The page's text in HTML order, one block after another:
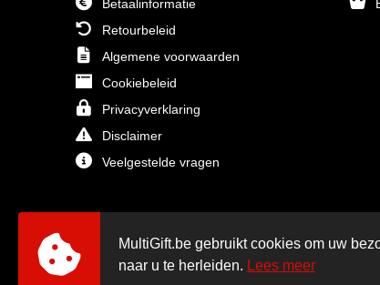
Betaalinformatie
Retourbeleid
Algemene voorwaarden
Cookiebeleid
Privacyverklaring
Disclaimer
Veelgestelde vragen
MultiGift.be gebruikt cookies om uw
naar u te herleiden. Lees meer